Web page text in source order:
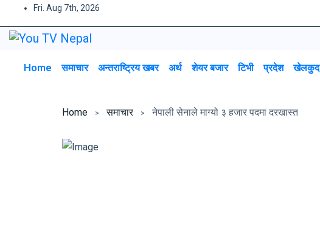
Fri. Aug 7th, 2026
Home समाचार अन्तराष्ट्रिय खबर अर्थ शेयर बजार टिभी प्रदेश खेलकुद
Home समाचार नेपाली सेनाले माग्यो ३ हजार पदमा दरखास्त